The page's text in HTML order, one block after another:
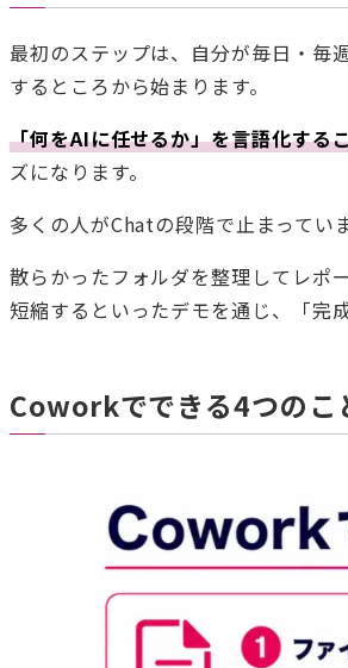
最初のステップは、自分が毎日・毎
するところから始まります。
「何をAIに任せるか」を言語化する
ズになります。
多くの人がChatの段階で止まってい
散らかったフォルダを整理してレポ
短縮するといったデモを通じ、「完
Coworkでできる4つのこ